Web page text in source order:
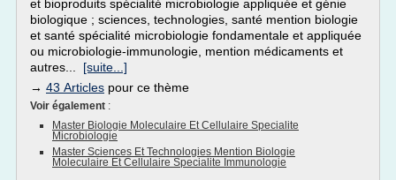
et bioproduits spécialité microbiologie appliquée et génie
biologique ; sciences, technologies, santé mention biologie
et santé spécialité microbiologie fondamentale et appliquée
ou microbiologie-immunologie, mention médicaments et
autres... [suite...]
→ 43 Articles pour ce thème
Voir également :
Master Biologie Moleculaire Et Cellulaire Specialite
Microbiologie
Master Sciences Et Technologies Mention Biologie
Moleculaire Et Cellulaire Specialite Immunologie